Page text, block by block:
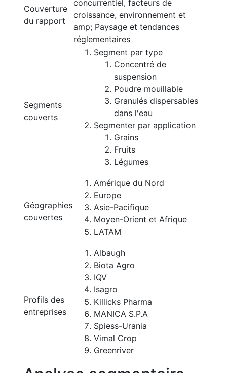
Couverture
du rapport
concurrentiel, facteurs de
croissance, environnement et
amp; Paysage et tendances
réglementaires
Segments
couverts
Segment par type
Concentré de
suspension
Poudre mouillable
Granulés dispersables
dans l'eau
Segmenter par application
Grains
Fruits
Légumes
Géographies
couvertes
Amérique du Nord
Europe
Asie-Pacifique
Moyen-Orient et Afrique
LATAM
Profils des
entreprises
Albaugh
Biota Agro
IQV
Isagro
Killicks Pharma
MANICA S.P.A
Spiess-Urania
Vimal Crop
Greenriver